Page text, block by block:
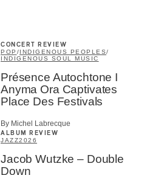
CONCERT REVIEW
POP /INDIGENOUS PEOPLES/
INDIGENOUS SOUL MUSIC
Présence Autochtone I
Anyma Ora Captivates
Place Des Festivals
By Michel Labrecque
ALBUM REVIEW
JAZZ2026
Jacob Wutzke – Double
Down